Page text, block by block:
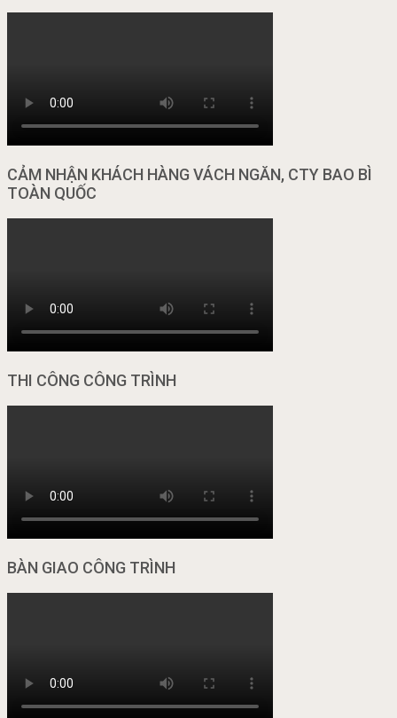
CẢM NHẬN KHÁCH HÀNG VÁCH NGĂN, CTY BAO BÌ
TOÀN QUỐC
THI CÔNG CÔNG TRÌNH
BÀN GIAO CÔNG TRÌNH